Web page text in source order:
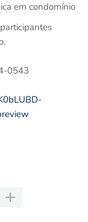
em condomínio
0543